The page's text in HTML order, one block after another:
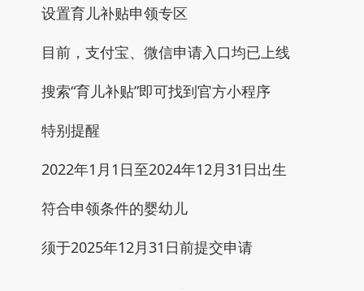
设置育儿补贴申领专区
目前，支付宝、微信申请入口均已上线
搜索“育儿补贴”即可找到官方小程序
特别提醒
2022年1月1日至2024年12月31日出生
符合申领条件的婴幼儿
须于2025年12月31日前提交申请